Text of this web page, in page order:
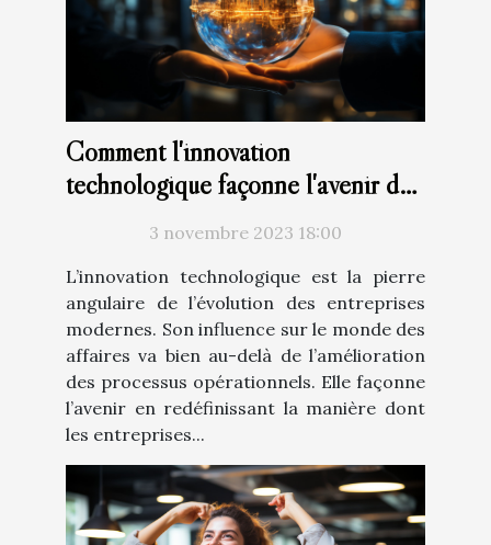
Comment l'innovation
technologique façonne l'avenir des
3 novembre 2023 18:00
L’innovation technologique est la pierre
angulaire de l’évolution des entreprises
modernes. Son influence sur le monde des
affaires va bien au-delà de l’amélioration
des processus opérationnels. Elle façonne
l’avenir en redéfinissant la manière dont
les entreprises...